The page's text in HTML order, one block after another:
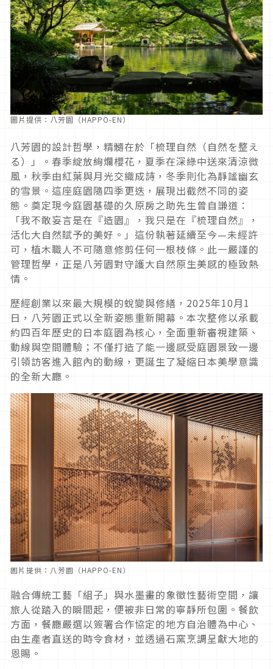
圖片提供：八芳園（HAPPO-EN）
八芳園的設計哲學，精髓在於「梳理自然（自然を整え
る）」。春季綻放絢爛櫻花，夏季在深綠中送來清涼微
風，秋季由紅葉與月光交織成詩，冬季則化為靜謐幽玄
的雪景。這座庭園隨四季更迭，展現出截然不同的姿
態。奠定現今庭園基礎的久原房之助先生曾自謙道：
「我不敢妄言是在『造園』，我只是在『梳理自然』，
活化大自然賦予的美好。」這份執著延續至今—未經許
可，植木職人不可隨意修剪任何一根枝條。此一嚴謹的
管理哲學，正是八芳園對守護大自然原生美感的極致熱
情。
歷經創業以來最大規模的蛻變與修繕，2025年10月1
日，八芳園正式以全新姿態重新開幕。本次整修以承載
約四百年歷史的日本庭園為核心，全面重新審視建築、
動線與空間體驗；不僅打造了能一邊感受庭園景致一邊
引領訪客進入館內的動線，更誕生了凝縮日本美學意識
的全新大廳。
圖片提供：八芳園（HAPPO-EN）
融合傳統工藝「組子」與水墨畫的象徵性藝術空間，讓
旅人從踏入的瞬間起，便被非日常的寧靜所包圍。餐飲
方面，餐廳嚴選以簽署合作協定的地方自治體為中心、
由生產者直送的時令食材，並透過石窯烹調呈獻大地的
恩賜。